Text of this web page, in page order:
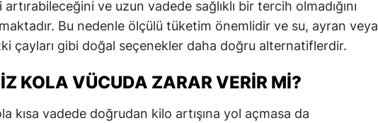
ve uzun vadede sağlıklı bir tercih olmadığını
Bu nedenle ölçülü tüketim önemlidir ve su, ayran veya
çayları gibi doğal seçenekler daha doğru alternatiflerdir.
KOLA VÜCUDA ZARAR VERIR MI?
kısa vadede doğrudan kilo artışına yol açmasa da